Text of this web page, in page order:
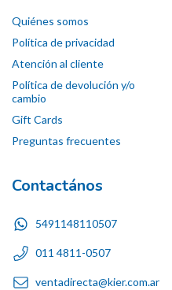
Quiénes somos
Política de privacidad
Atención al cliente
Política de devolución y/o
cambio
Gift Cards
Preguntas frecuentes
Contactános
5491148110507
011 4811-0507
ventadirecta@kier.com.ar